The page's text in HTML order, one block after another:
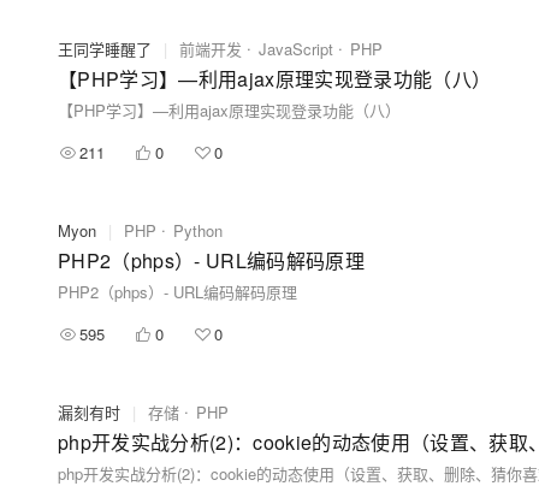
王同学睡醒了 | 前端开发 JavaScript PHP
【PHP学习】—利用ajax原理实现登录功能（八）
【PHP学习】—利用ajax原理实现登录功能（八）
211
0 0
Myon | PHP Python
PHP2（phps）- URL编码解码原理
PHP2（phps）- URL编码解码原理
595
0 0
漏刻有时 | 存储 PHP
php开发实战分析(2)：cookie的动态使用（设置、获
php开发实战分析(2)：cookie的动态使用（设置、获取、删除、猜你